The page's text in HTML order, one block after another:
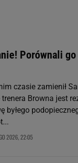
Porównali
czasie zamienił
Browna jest
byłego
2026, 22:05